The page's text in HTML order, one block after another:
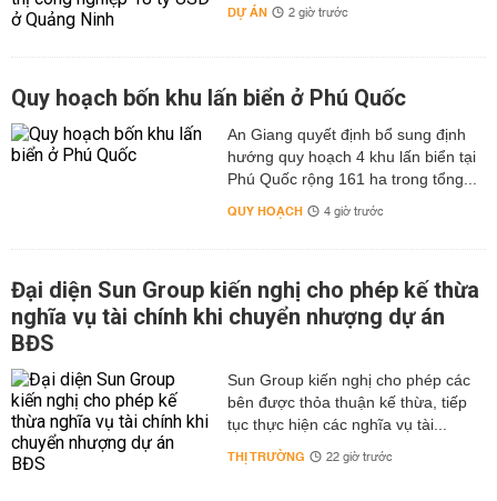
DỰ ÁN 2 giờ trước
Quy hoạch bốn khu lấn biển ở Phú Quốc
An Giang quyết định bổ sung định
hướng quy hoạch 4 khu lấn biển tại
Phú Quốc rộng 161 ha trong tổng...
QUY HOẠCH 4 giờ trước
Đại diện Sun Group kiến nghị cho phép kế thừa
nghĩa vụ tài chính khi chuyển nhượng dự án
BĐS
Sun Group kiến nghị cho phép các
bên được thỏa thuận kế thừa, tiếp
tục thực hiện các nghĩa vụ tài...
THỊ TRƯỜNG 22 giờ trước